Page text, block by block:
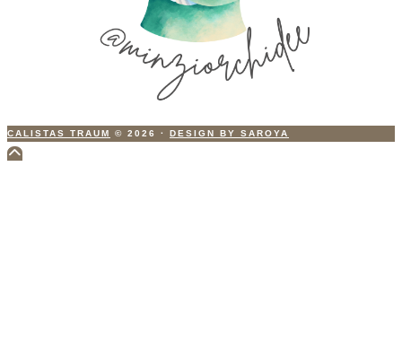
CALISTAS TRAUM © 2026 · DESIGN BY SAROYA
Scroll